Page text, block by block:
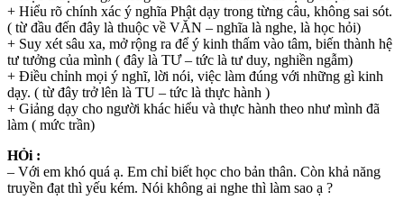
+ Hiểu rõ chính xác ý nghĩa Phật dạy trong từng câu, không sai sót.
( từ đầu đến đây là thuộc về VĂN – nghĩa là nghe, là học hỏi)
+ Suy xét sâu xa, mở rộng ra để ý kinh thấm vào tâm, biến thành hệ
tư tưởng của mình ( đây là TƯ – tức là tư duy, nghiền ngẫm)
+ Điều chỉnh mọi ý nghĩ, lời nói, việc làm đúng với những gì kinh
dạy. ( từ đây trở lên là TU – tức là thực hành )
+ Giảng dạy cho người khác hiểu và thực hành theo như mình đã
làm ( mức trần)
HỎi :
– Với em khó quá ạ. Em chỉ biết học cho bản thân. Còn khả năng
truyền đạt thì yếu kém. Nói không ai nghe thì làm sao ạ ?